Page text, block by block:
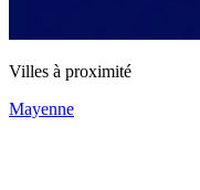
Villes à proximité
Mayenne